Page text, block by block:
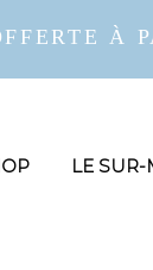
À
LE SUR-